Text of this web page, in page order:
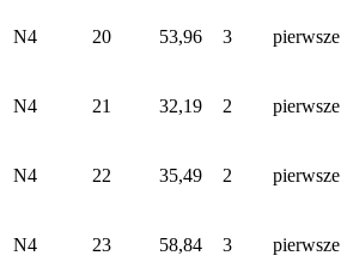
N4 20 53,96 3 pierwsze
N4 21 32,19 2 pierwsze
N4 22 35,49 2 pierwsze
N4 23 58,84 3 pierwsze